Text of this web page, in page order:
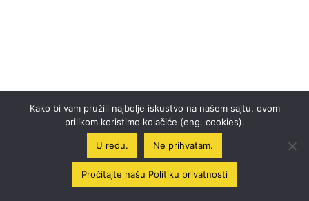
Uživajte! Leto je! ☀️⛱️ Moguća su kašnjenja u isporuci!
Kako bi vam pružili najbolje iskustvo na našem sajtu, ovom
prilikom koristimo kolačiće (eng. cookies).
U redu. Ne prihvatam.
Pročitajte našu Politiku privatnosti